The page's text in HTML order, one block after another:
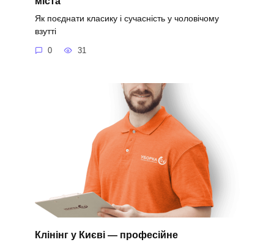
Як поєднати класику і сучасність у чоловічому
взутті
0 31
Клінінг у Києві — професійне